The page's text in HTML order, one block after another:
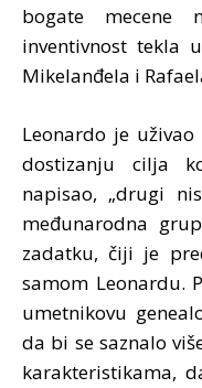
bogate mecene
inventivnost tekla
Mikelanđela i
Leonardo je
dostizanju cilja
napisao, „drugi
međunarodna
zadatku, čiji je
samom Leonardu.
umetnikovu
da bi se saznalo
karakteristikama,